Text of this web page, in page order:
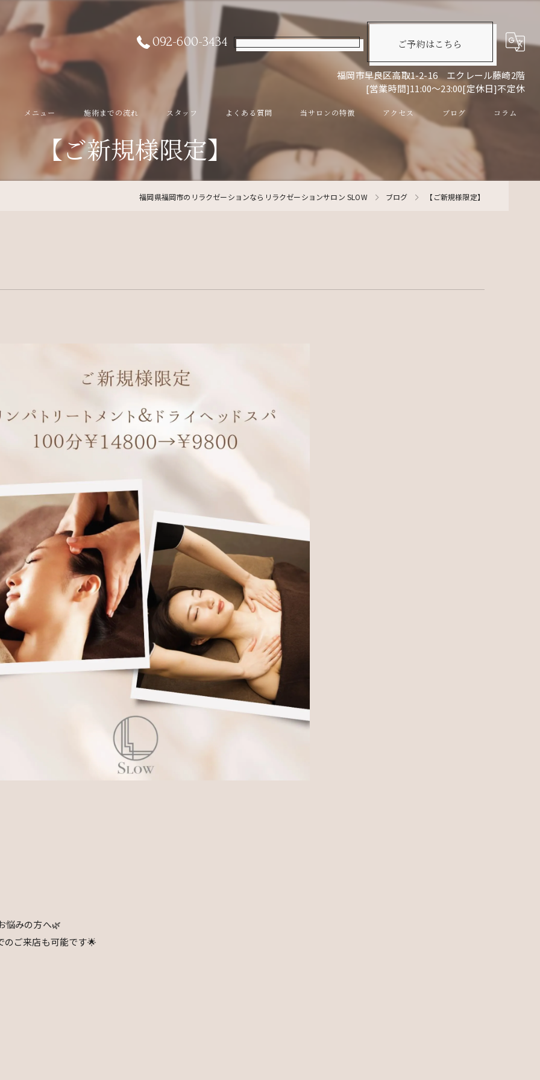
092-600-3434 ご予約はこちら
福岡市早良区高取1-2-16 エクレール藤崎2階
[営業時間]11:00～23:00[定休日]不定休
メニュー 施術までの流れ スタッフ よくある質問 当サロンの特徴
リンパマッサージ
ドライヘッドスパ
アクセス ブログ コラム
【ご新規様限定】
福岡県福岡市のリラクゼーションならリラクゼーションサロン SLOW ブログ 【ご新規様限定】
悩みの方へ🌿
のご来店も可能です🌟